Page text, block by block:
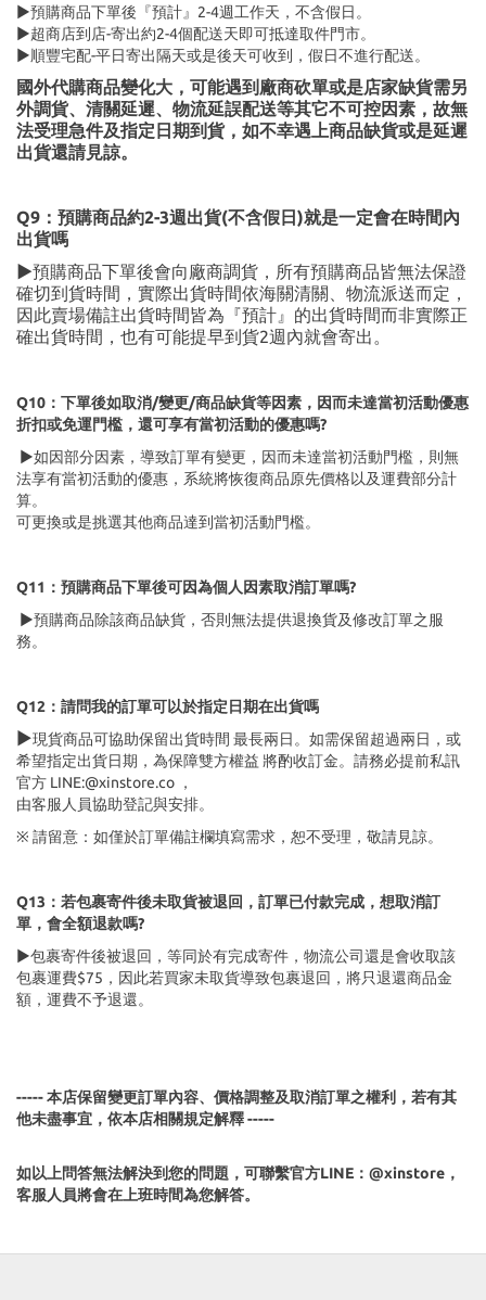
▶預購商品下單後『預計』2-4週工作天，不含假日。
▶超商店到店-寄出約2-4個配送天即可抵達取件門市。
▶順豐宅配-平日寄出隔天或是後天可收到，假日不進行配送。
國外代購商品變化大，可能遇到廠商砍單或是店家缺貨需另
外調貨、清關延遲、物流延誤配送等其它不可控因素，故無
法受理急件及指定日期到貨，如不幸遇上商品缺貨或是延遲
出貨還請見諒。
Q9：預購商品約2-3週出貨(不含假日)就是一定會在時間內
出貨嗎
▶預購商品下單後會向廠商調貨，所有預購商品皆無法保證
確切到貨時間，實際出貨時間依海關清關、物流派送而定，
因此賣場備註出貨時間皆為『預計』的出貨時間而非實際正
確出貨時間，也有可能提早到貨2週內就會寄出。
Q10：下單後如取消/變更/商品缺貨等因素，因而未達當初活動優惠
折扣或免運門檻，還可享有當初活動的優惠嗎?
▶如因部分因素，導致訂單有變更，因而未達當初活動門檻，則無
法享有當初活動的優惠，系統將恢復商品原先價格以及運費部分計
算。
可更換或是挑選其他商品達到當初活動門檻。
Q11：預購商品下單後可因為個人因素取消訂單嗎?
▶預購商品除該商品缺貨，否則無法提供退換貨及修改訂單之服
務。
Q12：請問我的訂單可以於指定日期在出貨嗎
▶現貨商品可協助保留出貨時間 最長兩日。如需保留超過兩日，或
希望指定出貨日期，為保障雙方權益 將酌收訂金。請務必提前私訊
官方 LINE:@xinstore.co ，
由客服人員協助登記與安排。
※ 請留意：如僅於訂單備註欄填寫需求，恕不受理，敬請見諒。
Q13：若包裹寄件後未取貨被退回，訂單已付款完成，想取消訂
單，會全額退款嗎?
▶包裹寄件後被退回，等同於有完成寄件，物流公司還是會收取該
包裹運費$75，因此若買家未取貨導致包裹退回，將只退還商品金
額，運費不予退還。
----- 本店保留變更訂單內容、價格調整及取消訂單之權利，若有其
他未盡事宜，依本店相關規定解釋 -----
如以上問答無法解決到您的問題，可聯繫官方LINE：@xinstore，
客服人員將會在上班時間為您解答。